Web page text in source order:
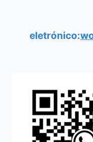
eletrónico: